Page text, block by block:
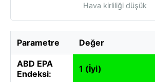
Hava kirliliği düşük
Parametre Değer
ABD EPA
Endeksi:
1 (İyi)